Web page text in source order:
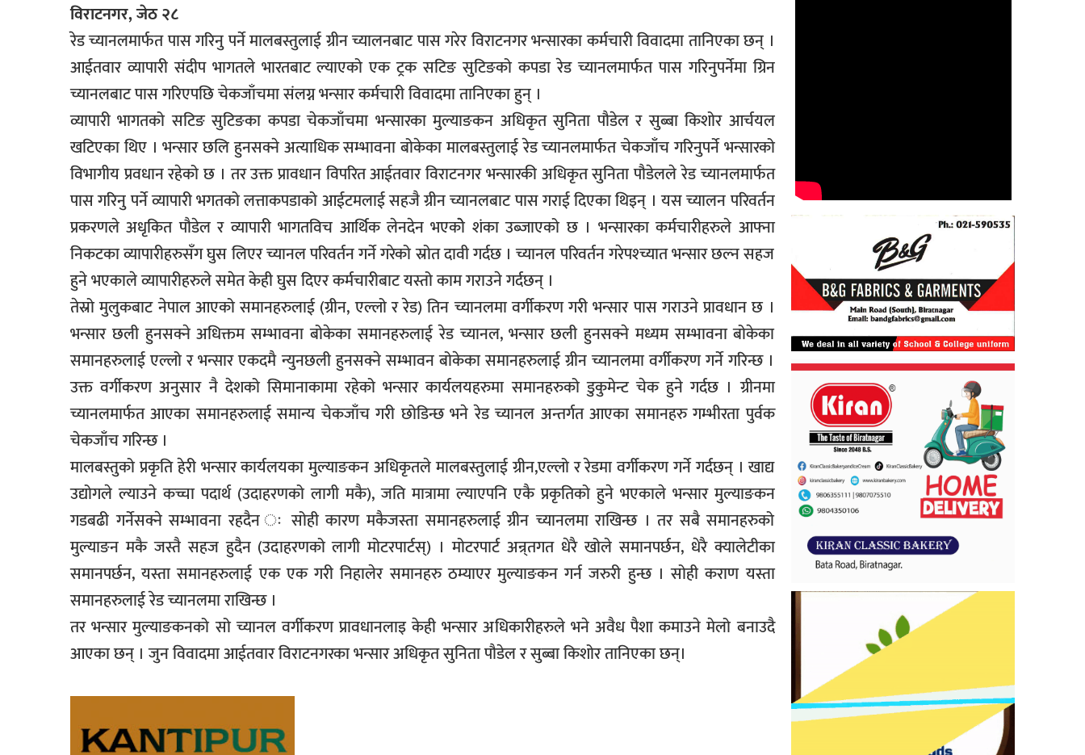
विराटनगर, जेठ २८
रेड च्यानलमार्फत पास गरिनु पर्ने मालबस्तुलाई ग्रीन च्यालनबाट पास गरेर विराटनगर भन्सारका कर्मचारी विवादमा तानिएका छन् ।
आईतवार व्यापारी संदीप भागतले भारतबाट ल्याएको एक ट्रक सटिङ सुटिङको कपडा रेड च्यानलमार्फत पास गरिनुपर्नेमा ग्रिन
च्यानलबाट पास गरिएपछि चेकजाँचमा संलग्न भन्सार कर्मचारी विवादमा तानिएका हुन् ।
व्यापारी भागतको सटिङ सुटिङका कपडा चेकजाँचमा भन्सारका मुल्याङकन अधिकृत सुनिता पौडेल र सुब्बा किशोर आर्चयल
खटिएका थिए । भन्सार छलि हुनसक्ने अत्याधिक सम्भावना बोकेका मालबस्तुलाई रेड च्यानलमार्फत चेकजाँच गरिनुपर्ने भन्सारको
विभागीय प्रवधान रहेको छ । तर उक्त प्रावधान विपरित आईतवार विराटनगर भन्सारकी अधिकृत सुनिता पौडेलले रेड च्यानलमार्फत
पास गरिनु पर्ने व्यापारी भगतको लत्ताकपडाको आईटमलाई सहजै ग्रीन च्यानलबाट पास गराई दिएका थिइन् । यस च्यालन परिवर्तन
प्रकरणले अधृकित पौडेल र व्यापारी भागतविच आर्थिक लेनदेन भएकोे शंका उब्जाएको छ । भन्सारका कर्मचारीहरुले आफ्ना
निकटका व्यापारीहरुसँग घुस लिएर च्यानल परिवर्तन गर्ने गरेको स्रोत दावी गर्दछ । च्यानल परिवर्तन गरेपश्च्यात भन्सार छल्न सहज
हुने भएकाले व्यापारीहरुले समेत केही घुस दिएर कर्मचारीबाट यस्तो काम गराउने गर्दछन् ।
तेस्रो मुलुकबाट नेपाल आएको समानहरुलाई (ग्रीन, एल्लो र रेड) तिन च्यानलमा वर्गीकरण गरी भन्सार पास गराउने प्रावधान छ ।
भन्सार छली हुनसक्ने अधिक्तम सम्भावना बोकेका समानहरुलाई रेड च्यानल, भन्सार छली हुनसक्ने मध्यम सम्भावना बोकेका
समानहरुलाई एल्लो र भन्सार एकदमै न्युनछली हुनसक्ने सम्भावन बोकेका समानहरुलाई ग्रीन च्यानलमा वर्गीकरण गर्ने गरिन्छ ।
उक्त वर्गीकरण अनुसार नै देशको सिमानाकामा रहेको भन्सार कार्यलयहरुमा समानहरुको डुकुमेन्ट चेक हुने गर्दछ । ग्रीनमा
च्यानलमार्फत आएका समानहरुलाई समान्य चेकजाँच गरी छोडिन्छ भने रेड च्यानल अन्तर्गत आएका समानहरु गम्भीरता पुर्वक
चेकजाँच गरिन्छ ।
मालबस्तुको प्रकृति हेरी भन्सार कार्यलयका मुल्याङकन अधिकृतले मालबस्तुलाई ग्रीन,एल्लो र रेडमा वर्गीकरण गर्ने गर्दछन् । खाद्य
उद्योगले ल्याउने कच्चा पदार्थ (उदाहरणको लागी मकै), जति मात्रामा ल्याएपनि एकै प्रकृतिको हुने भएकाले भन्सार मुल्याङकन
गडबढी गर्नेसक्ने सम्भावना रहदैन ः सोही कारण मकैजस्ता समानहरुलाई ग्रीन च्यानलमा राखिन्छ । तर सबै समानहरुको
मुल्याङन मकै जस्तै सहज हुदैन (उदाहरणको लागी मोटरपार्टस्) । मोटरपार्ट अन्र्तगत धेरै खोले समानपर्छन, धेरै क्यालेटीका
समानपर्छन, यस्ता समानहरुलाई एक एक गरी निहालेर समानहरु ठम्याएर मुल्याङकन गर्न जरुरी हुन्छ । सोही कराण यस्ता
समानहरुलाई रेड च्यानलमा राखिन्छ ।
तर भन्सार मुल्याङकनको सो च्यानल वर्गीकरण प्रावधानलाइ केही भन्सार अधिकारीहरुले भने अवैध पैशा कमाउने मेलो बनाउदै
आएका छन् । जुन विवादमा आईतवार विराटनगरका भन्सार अधिकृत सुनिता पौडेल र सुब्बा किशोर तानिएका छन्।